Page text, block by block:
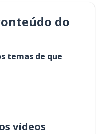
do
temas de que
vídeos